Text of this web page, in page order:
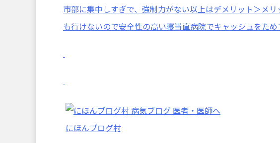
市部に集中しすぎで、強制力がない以上はデメリット＞メ
も行けないので安全性の高い寝当直病院でキャッシュをため
にほんブログ村